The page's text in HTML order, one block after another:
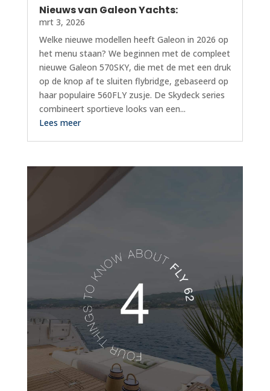
Nieuws van Galeon Yachts:
mrt 3, 2026
Welke nieuwe modellen heeft Galeon in 2026 op
het menu staan? We beginnen met de compleet
nieuwe Galeon 570SKY, die met de met een druk
op de knop af te sluiten flybridge, gebaseerd op
haar populaire 560FLY zusje. De Skydeck series
combineert sportieve looks van een...
Lees meer